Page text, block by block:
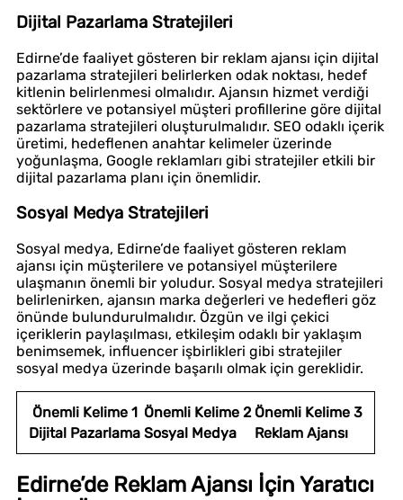
Dijital Pazarlama Stratejileri
Edirne’de faaliyet gösteren bir reklam ajansı için dijital
pazarlama stratejileri belirlerken odak noktası, hedef
kitlenin belirlenmesi olmalıdır. Ajansın hizmet verdiği
sektörlere ve potansiyel müşteri profillerine göre dijital
pazarlama stratejileri oluşturulmalıdır. SEO odaklı içerik
üretimi, hedeflenen anahtar kelimeler üzerinde
yoğunlaşma, Google reklamları gibi stratejiler etkili bir
dijital pazarlama planı için önemlidir.
Sosyal Medya Stratejileri
Sosyal medya, Edirne’de faaliyet gösteren reklam
ajansı için müşterilere ve potansiyel müşterilere
ulaşmanın önemli bir yoludur. Sosyal medya stratejileri
belirlenirken, ajansın marka değerleri ve hedefleri göz
önünde bulundurulmalıdır. Özgün ve ilgi çekici
içeriklerin paylaşılması, etkileşim odaklı bir yaklaşım
benimsemek, influencer işbirlikleri gibi stratejiler
sosyal medya üzerinde başarılı olmak için gereklidir.
Önemli Kelime 1 Önemli Kelime 2 Önemli Kelime 3
Dijital Pazarlama Sosyal Medya Reklam Ajansı
Edirne’de Reklam Ajansı İçin Yaratıcı